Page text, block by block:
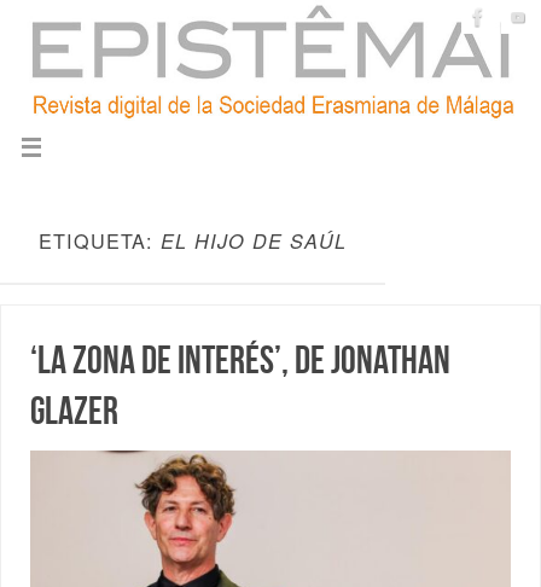
ETIQUETA: EL HIJO DE SAÚL
‘La zona de interés’, de Jonathan
Glazer